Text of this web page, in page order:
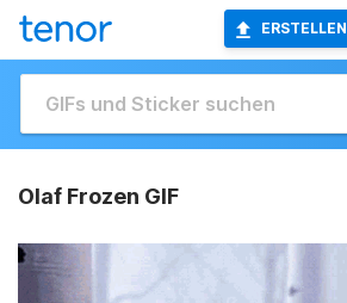
ERSTELLEN
Olaf Frozen GIF